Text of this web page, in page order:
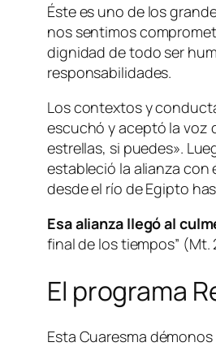
Éste es uno de los
nos sentimos
dignidad de todo ser
responsabilidades.
Los contextos y
escuchó y aceptó la voz
estrellas, si puedes».
estableció la alianza
desde el río de Egipto
Esa alianza llegó al
final de los tiempos” (Mt.
El programa
Esta Cuaresma